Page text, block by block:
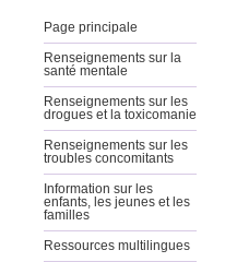
Page principale
Renseignements sur la
santé mentale
Renseignements sur les
drogues et la toxicomanie
Renseignements sur les
troubles concomitants
Information sur les
enfants, les jeunes et les
familles
Ressources multilingues